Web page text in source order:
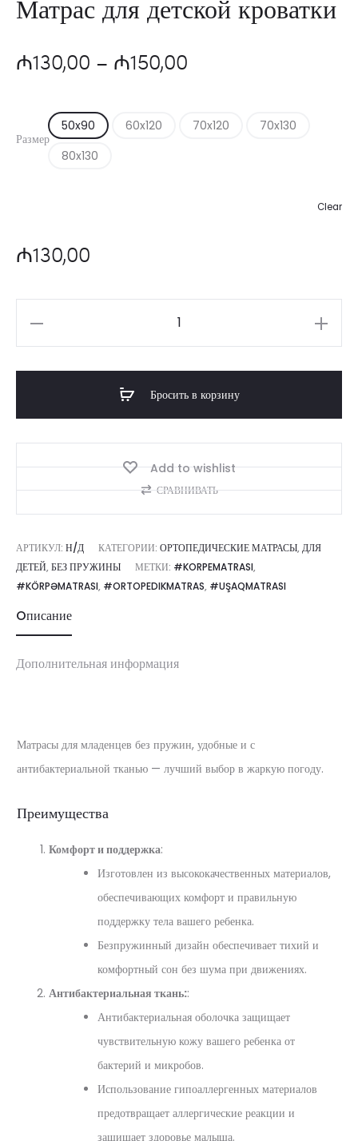
Матрас для детской кроватки
₼130,00 – ₼150,00
Размер
50x90 60x120 70x120
70x130
80x130
Clear
₼130,00
Бросить в корзину
Add to wishlist
СРАВНИВАТЬ
АРТИКУЛ: Н/Д КАТЕГОРИИ: ОРТОПЕДИЧЕСКИЕ МАТРАСЫ, ДЛЯ
ДЕТЕЙ, БЕЗ ПРУЖИНЫ МЕТКИ: #KORPEMATRASI,
#KÖRPƏMATRASI, #ORTOPEDIKMATRAS, #UŞAQMATRASI
Oписание
Дополнительная информация
Матрасы для младенцев без пружин, удобные и с
антибактериальной тканью — лучший выбор в жаркую погоду.
Преимущества
Комфорт и поддержка:
Изготовлен из высококачественных материалов,
обеспечивающих комфорт и правильную
поддержку тела вашего ребенка.
Безпружинный дизайн обеспечивает тихий и
комфортный сон без шума при движениях.
Антибактериальная ткань::
Антибактериальная оболочка защищает
чувствительную кожу вашего ребенка от
бактерий и микробов.
Использование гипоаллергенных материалов
предотвращает аллергические реакции и
защищает здоровье малыша.